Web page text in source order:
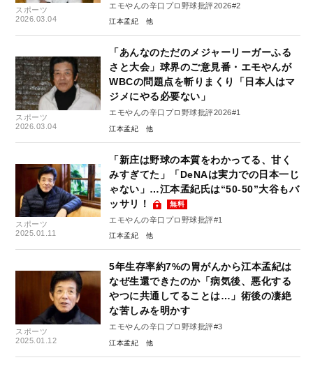
スポーツ
2026.03.04
エモやんの辛口プロ野球批評2026#2
江本孟紀
スポーツ
2026.03.04
「あんなのただのメジャーリーガーふる
さと大会」球界のご意見番・エモやんが
WBCの問題点を斬りまくり「日本人はマ
ジメにやる必要ない」
エモやんの辛口プロ野球批評2026#1
江本孟紀
スポーツ
2025.01.11
「新庄は野球の本質をわかってる、甘く
みすぎてた」「DeNAは実力での日本一じ
ゃない」…江本孟紀氏は“50-50”大谷もバ
ッサリ！
無料
エモやんの辛口プロ野球批評#1
江本孟紀
スポーツ
2025.01.12
5年生存率約7%の胃がんから江本孟紀は
なぜ生還できたのか「病気後、悪化する
やつに共通してることは…」術後の凄絶
な苦しみを明かす
エモやんの辛口プロ野球批評#3
江本孟紀